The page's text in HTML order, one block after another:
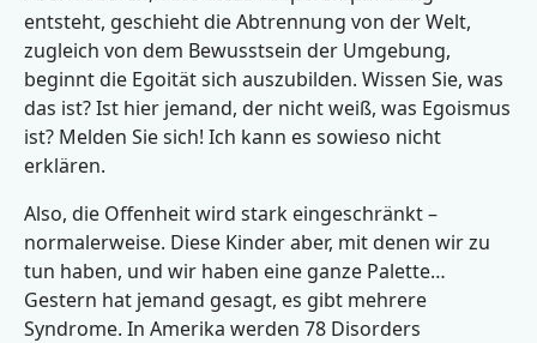
entsteht, geschieht die Abtrennung von der Welt,
zugleich von dem Bewusstsein der Umgebung,
beginnt die Egoität sich auszubilden. Wissen Sie, was
das ist? Ist hier jemand, der nicht weiß, was Egoismus
ist? Melden Sie sich! Ich kann es sowieso nicht
erklären.
Also, die Offenheit wird stark eingeschränkt –
normalerweise. Diese Kinder aber, mit denen wir zu
tun haben, und wir haben eine ganze Palette…
Gestern hat jemand gesagt, es gibt mehrere
Syndrome. In Amerika werden 78 Disorders